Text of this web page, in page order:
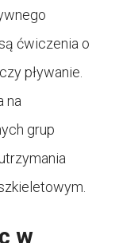
ćwiczenia o
pływanie.
na
grup
w